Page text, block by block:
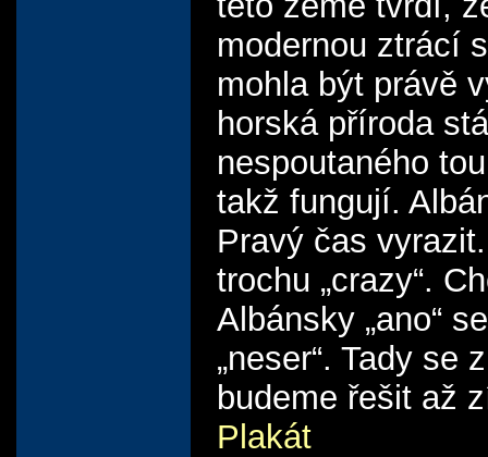
modernou ztrácí
mohla být právě
horská příroda
nespoutaného
takž fungují.
Pravý čas
trochu „crazy“.
Albánsky „ano“
„neser“. Tady se
budeme řešit až
Plakát